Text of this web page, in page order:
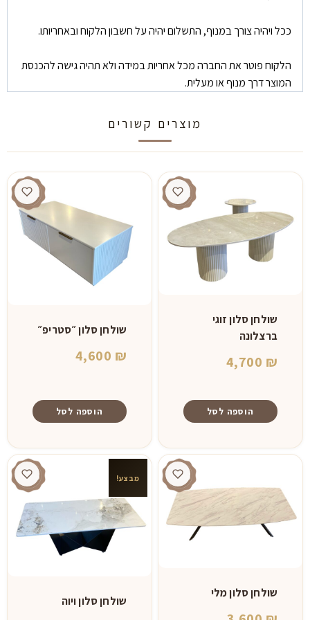
ככל ויהיה צורך במנוף, התשלום יהיה על חשבון הלקוח ובאחריותו.
הלקוח פוטר את החברה מכל אחריות במידה ולא תהיה גישה להכנסת
המוצר דרך מנוף או מעלית.
מוצרים קשורים
שולחן סלון זוגי
ברצלונה
4,700 ₪
הוספה לסל
שולחן סלון ״סטריפ״
4,600 ₪
הוספה לסל
שולחן סלון מלי
מבצע!
שולחן סלון ויוה